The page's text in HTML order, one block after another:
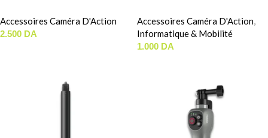
Accessoires Caméra D'Action
2.500 DA
Accessoires Caméra D'Action,
Informatique & Mobilité
1.000 DA